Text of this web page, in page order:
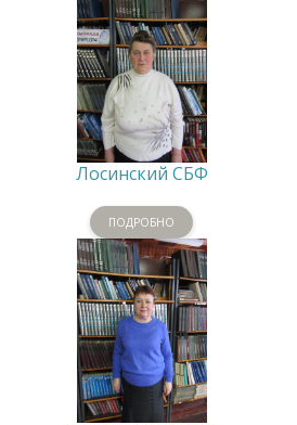
Лосинский СБФ
ПОДРОБНО